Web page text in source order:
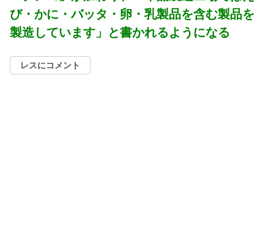
び・かに・バッタ・卵・乳製品を含む製品を
製造しています」と書かれるようになる
レスにコメント